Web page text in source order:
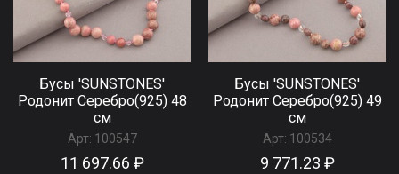
Бусы 'SUNSTONES'
Родонит Серебро(925) 48
см
Арт: 100547
11 697.66 ₽
Бусы 'SUNSTONES'
Родонит Серебро(925) 49
см
Арт: 100534
9 771.23 ₽